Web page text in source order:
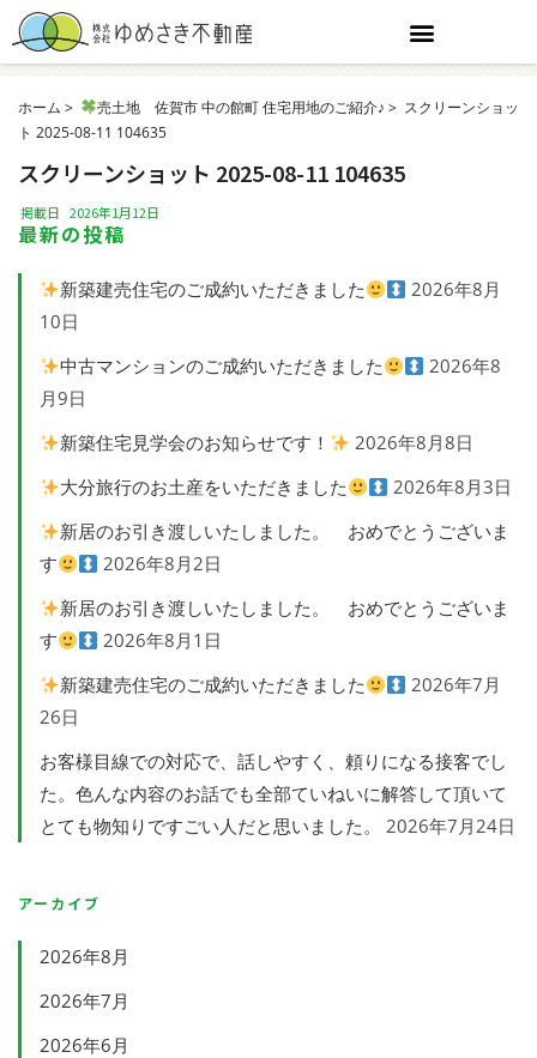
ホーム 売土地 佐賀市 中の館町 住宅用地のご紹介♪
スクリーンショッ
ト 2025-08-11 104635
スクリーンショット 2025-08-11 104635
掲載日 2026年1月12日
最新の投稿
新築建売住宅のご成約いただきました
2026年8月
10日
中古マンションのご成約いただきました
2026年8
月9日
新築住宅見学会のお知らせです！
2026年8月8日
大分旅行のお土産をいただきました
2026年8月3日
新居のお引き渡しいたしました。 おめでとうございま
す
2026年8月2日
新居のお引き渡しいたしました。 おめでとうございま
す
2026年8月1日
新築建売住宅のご成約いただきました
2026年7月
26日
お客様目線での対応で、話しやすく、頼りになる接客でし
た。色んな内容のお話でも全部ていねいに解答して頂いて
とても物知りですごい人だと思いました。
2026年7月24日
アーカイブ
2026年8月
2026年7月
2026年6月